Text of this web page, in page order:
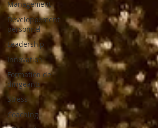
Management
Developpement
personnel
Leadership
Innovation
Formation de
dirigeants
Stress
Coaching